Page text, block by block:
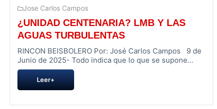
Jose Carlos Campos
¿UNIDAD CENTENARIA? LMB Y LAS
AGUAS TURBULENTAS
RINCON BEISBOLERO Por: José Carlos Campos 9 de
Junio de 2025- Todo indica que lo que se supone...
Leer+